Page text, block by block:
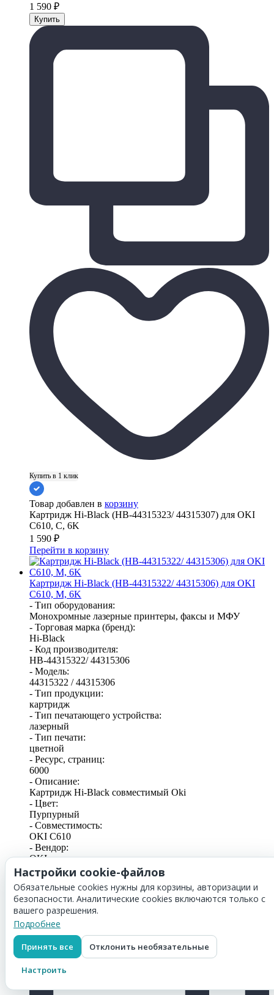
1 590 ₽
Купить в 1 клик
Товар добавлен в корзину
Картридж Hi-Black (HB-44315323/ 44315307) для OKI
C610, C, 6K
1 590 ₽
Перейти в корзину
Картридж Hi-Black (HB-44315322/ 44315306) для OKI
C610, M, 6K
- Тип оборудования:
Монохромные лазерные принтеры, факсы и МФУ
- Торговая марка (бренд):
Hi-Black
- Код производителя:
HB-44315322/ 44315306
- Модель:
44315322 / 44315306
- Тип продукции:
картридж
- Тип печатающего устройства:
лазерный
- Тип печати:
цветной
- Ресурс, страниц:
6000
- Описание:
Картридж Hi-Black совместимый Oki
- Цвет:
Пурпурный
- Совместимость:
OKI C610
- Вендор:
OKI
1 590₽
Настройки cookie-файлов
Обязательные cookies нужны для корзины, авторизации и
безопасности. Аналитические cookies включаются только с
вашего разрешения.
Подробнее
Принять все Отклонить необязательные
Настроить